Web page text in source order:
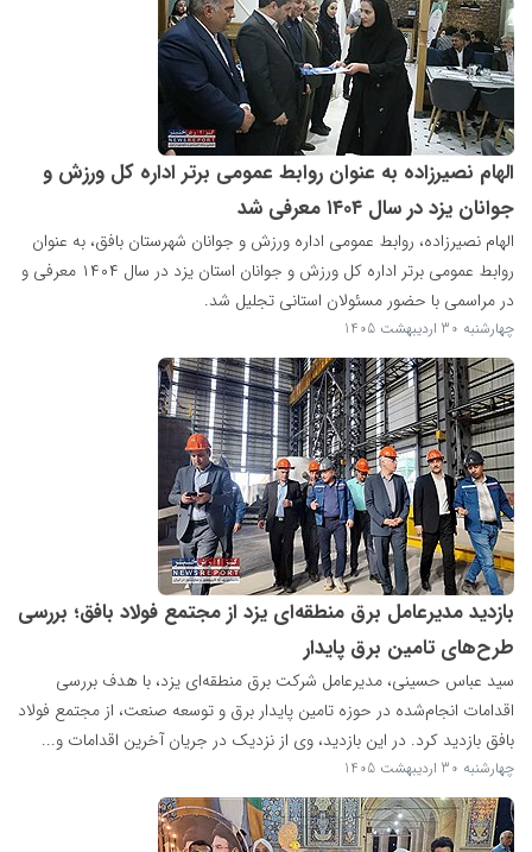
الهام نصیرزاده به عنوان روابط عمومی برتر اداره کل ورزش و
جوانان یزد در سال ۱۴۰۴ معرفی شد
الهام نصیرزاده، روابط عمومی اداره ورزش و جوانان شهرستان بافق، به عنوان
روابط عمومی برتر اداره کل ورزش و جوانان استان یزد در سال ۱۴۰۴ معرفی و
در مراسمی با حضور مسئولان استانی تجلیل شد.
چهارشنبه 30 اردیبهشت 1405
بازدید مدیرعامل برق منطقه‌ای یزد از مجتمع فولاد بافق؛ بررسی
طرح‌های تامین برق پایدار
سید عباس حسینی، مدیرعامل شرکت برق منطقه‌ای یزد، با هدف بررسی
اقدامات انجام‌شده در حوزه تامین پایدار برق و توسعه صنعت، از مجتمع فولاد
بافق بازدید کرد. در این بازدید، وی از نزدیک در جریان آخرین اقدامات و...
چهارشنبه 30 اردیبهشت 1405